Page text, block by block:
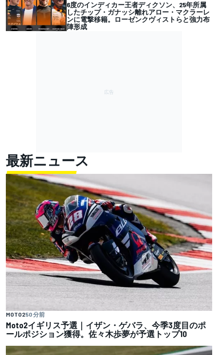
6度のインディカー王者ディクソン、25年所属
したチップ・ガナッシ離れアロー・マクラーレ
ンに電撃移籍。ローゼンクヴィストらと強力布
陣形成
最新ニュース
MOTO250 分前
Moto2イギリス予選｜イザン・ゲバラ、今季3度目のポ
ールポジション獲得。佐々木歩夢が予選トップ10